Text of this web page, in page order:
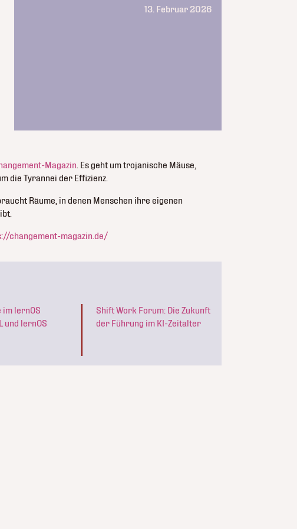
13. Februar 2026
Magazin. Es geht um trojanische Mäuse,
die Tyrannei der Effizienz.
Räume, in denen Menschen ihre eigenen
changement-magazin.de/
im lernOS
und lernOS
Shift Work Forum: Die Zukunft
der Führung im KI-Zeitalter